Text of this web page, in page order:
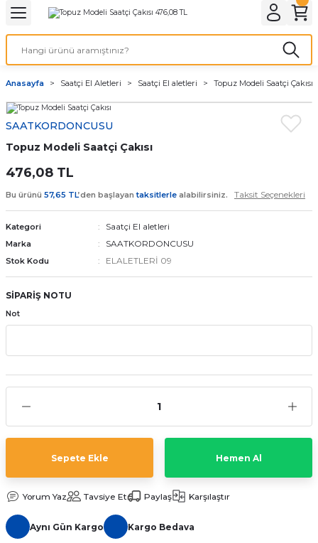
Geri Dön
& ELEKTİRİK AYDINLATMA & ELEKTRİK
Geri Dön
ve Cihaz Pilleri
ÇEŞİTLERİ
Geri Dön
Geri Dön
Kordon Çeşitleri
Kordonları
saat kordonu
Kordonları
Anasayfa Saatçi El Aletleri Saatçi El aletleri Topuz Modeli Saatçi Çakısı
SAATKORDONCUSU
Topuz Modeli Saatçi Çakısı
476,08 TL
Bu ürünü 57,65 TL’den başlayantaksitlerle alabilirsiniz. Taksit Seçenekleri
Kategori Saatçi El aletleri
Marka SAATKORDONCUSU
Stok Kodu ELALETLERİ 09
SİPARİŞ NOTU
Not
Sepete Ekle Hemen Al
Yorum Yaz Tavsiye Et Paylaş Karşılaştır
Aynı Gün Kargo Kargo Bedava